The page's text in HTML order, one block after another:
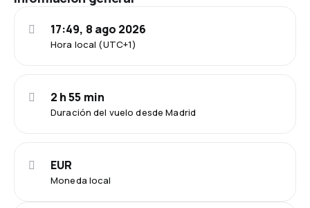
Hora local (UTC+1)
17:49, 8 ago 2026
Duración del vuelo desde Madrid
2 h 55 min
Moneda local
EUR